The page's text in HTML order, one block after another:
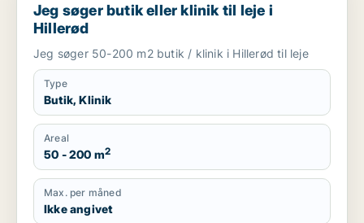
Jeg søger butik eller klinik til leje i
Hillerød
Jeg søger 50-200 m2 butik / klinik i Hillerød til leje
Type
Butik, Klinik
Areal
50 - 200 m2
Max. per måned
Ikke angivet